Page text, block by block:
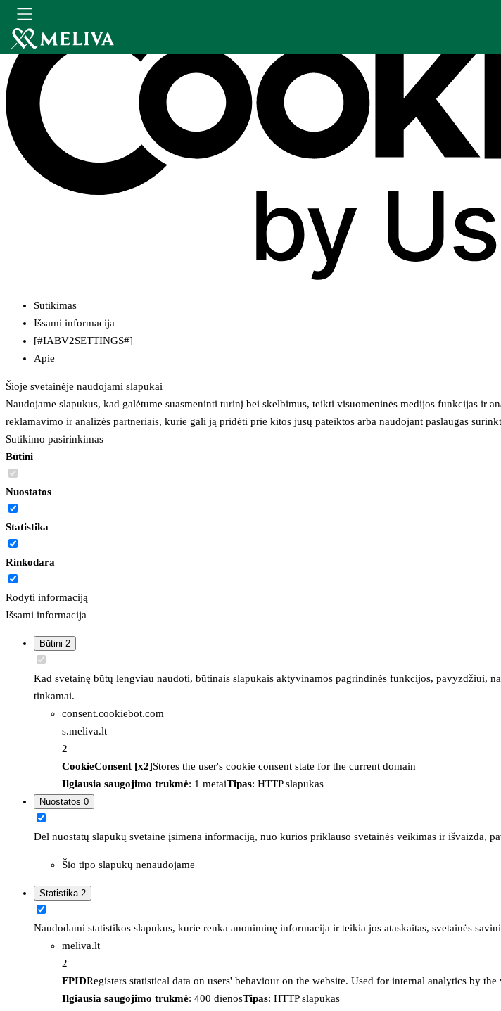
Sutikimas
Išsami informacija
[#IABV2SETTINGS#]
Apie
Šioje svetainėje naudojami slapukai
Naudojame slapukus, kad galėtume suasmeninti turinį bei skelbimus, teikti visuomeninės medijos funkcijas ir
reklamavimo ir analizės partneriais, kurie gali ją pridėti prie kitos jūsų pateiktos arba naudojant paslaugas
Sutikimo pasirinkimas
Būtini
Nuostatos
Statistika
Rinkodara
Rodyti informaciją
Išsami informacija
Būtini 2
Kad svetainę būtų lengviau naudoti, būtinais slapukais aktyvinamos pagrindinės funkcijos, pavyzdžiui,
tinkamai.
consent.cookiebot.com
s.meliva.lt
2
CookieConsent [x2]Stores the user's cookie consent state for the current domain
Ilgiausia saugojimo trukmė: 1 metaiTipas: HTTP slapukas
Nuostatos 0
Dėl nuostatų slapukų svetainė įsimena informaciją, nuo kurios priklauso svetainės veikimas ir išvaizda,
Šio tipo slapukų nenaudojame
Statistika 2
Naudodami statistikos slapukus, kurie renka anoniminę informacija ir teikia jos ataskaitas, svetainės
meliva.lt
2
FPIDRegisters statistical data on users' behaviour on the website. Used for internal analytics by the
Ilgiausia saugojimo trukmė: 400 dienosTipas: HTTP slapukas